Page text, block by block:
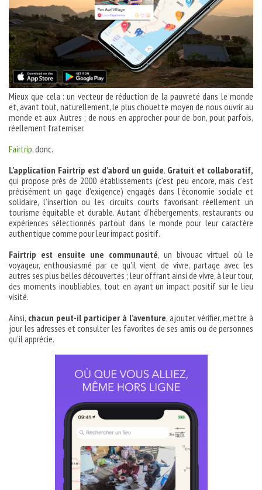
Mieux que cela : un vecteur de réduction de la pauvreté dans le monde
et, avant tout, naturellement, le plus chouette moyen de nous ouvrir au
monde et aux Autres ; de nous en approcher pour de bon, pour, parfois,
réellement fraterniser.
Fairtrip, donc.
L’application Fairtrip est d’abord un guide. Gratuit et collaboratif,
qui propose près de 2000 établissements (c’est peu encore, mais c’est
précisément un gage d’exigence) engagés dans l’économie sociale et
solidaire, l’insertion ou les circuits courts favorisant réellement un
tourisme équitable et durable. Autant d’hébergements, restaurants ou
expériences sélectionnés partout dans le monde pour leur caractère
authentique comme pour leur impact positif.
Fairtrip est ensuite une communauté, un bivouac virtuel où le
voyageur, enthousiasmé par ce qu’il vient de vivre, partage avec les
autres ses plus belles découvertes ; leur offrant ainsi de vivre, à leur tour,
des moments inoubliables, tout en ayant un impact positif sur le lieu
visité.
Ainsi, chacun peut-il participer à l’aventure, ajouter, vérifier, mettre à
jour les adresses et consulter les favorites de ses amis ou de personnes
qu’il apprécie.